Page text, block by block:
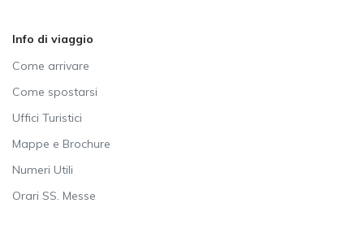
Info di viaggio
Come arrivare
Come spostarsi
Uffici Turistici
Mappe e Brochure
Numeri Utili
Orari SS. Messe